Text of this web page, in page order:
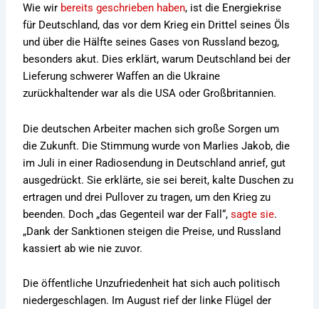
Wie wir bereits geschrieben haben, ist die Energiekrise
für Deutschland, das vor dem Krieg ein Drittel seines Öls
und über die Hälfte seines Gases von Russland bezog,
besonders akut. Dies erklärt, warum Deutschland bei der
Lieferung schwerer Waffen an die Ukraine
zurückhaltender war als die USA oder Großbritannien.
Die deutschen Arbeiter machen sich große Sorgen um
die Zukunft. Die Stimmung wurde von Marlies Jakob, die
im Juli in einer Radiosendung in Deutschland anrief, gut
ausgedrückt. Sie erklärte, sie sei bereit, kalte Duschen zu
ertragen und drei Pullover zu tragen, um den Krieg zu
beenden. Doch „das Gegenteil war der Fall“,sagte sie.
„Dank der Sanktionen steigen die Preise, und Russland
kassiert ab wie nie zuvor.
Die öffentliche Unzufriedenheit hat sich auch politisch
niedergeschlagen. Im August rief der linke Flügel der